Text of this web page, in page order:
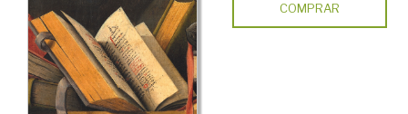
COMPRAR